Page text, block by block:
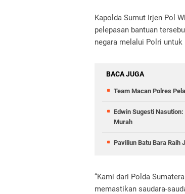
Kapolda Sumut Irjen Pol
pelepasan bantuan
negara melalui Polri
BACA JUGA
Team Macan Polres
Edwin Sugesti
Murah
Paviliun Batu Bara Raih
“Kami dari Polda
memastikan saudara-